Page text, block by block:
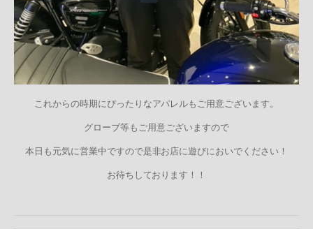
これからの時期にぴったりなアパレルもご用意ございます。
グローブ等もご用意ございますので
本日も元気に営業中ですので是非お店に遊びにおいでください！
お待ちしております！！